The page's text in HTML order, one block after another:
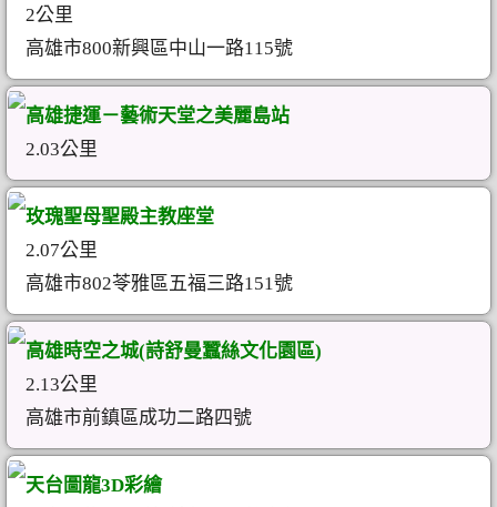
2公里
高雄市800新興區中山一路115號
高雄捷運－藝術天堂之美麗島站
2.03公里
玫瑰聖母聖殿主教座堂
2.07公里
高雄市802苓雅區五福三路151號
高雄時空之城(詩舒曼蠶絲文化園區)
2.13公里
高雄市前鎮區成功二路四號
天台圖龍3D彩繪